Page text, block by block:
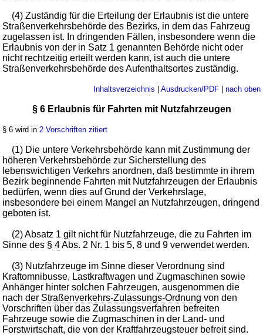
(4) Zuständig für die Erteilung der Erlaubnis ist die untere
Straßenverkehrsbehörde des Bezirks, in dem das Fahrzeug
zugelassen ist. In dringenden Fällen, insbesondere wenn die
Erlaubnis von der in Satz 1 genannten Behörde nicht oder
nicht rechtzeitig erteilt werden kann, ist auch die untere
Straßenverkehrsbehörde des Aufenthaltsortes zuständig.
Inhaltsverzeichnis | Ausdrucken/PDF| nach oben
§ 6 Erlaubnis für Fahrten mit Nutzfahrzeugen
§ 6 wird in 2 Vorschriften zitiert
(1) Die untere Verkehrsbehörde kann mit Zustimmung der
höheren Verkehrsbehörde zur Sicherstellung des
lebenswichtigen Verkehrs anordnen, daß bestimmte in ihrem
Bezirk beginnende Fahrten mit Nutzfahrzeugen der Erlaubnis
bedürfen, wenn dies auf Grund der Verkehrslage,
insbesondere bei einem Mangel an Nutzfahrzeugen, dringend
geboten ist.
(2) Absatz 1 gilt nicht für Nutzfahrzeuge, die zu Fahrten im
Sinne des §4Abs. 2 Nr. 1 bis 5, 8 und 9 verwendet werden.
(3) Nutzfahrzeuge im Sinne dieser Verordnung sind
Kraftomnibusse, Lastkraftwagen und Zugmaschinen sowie
Anhänger hinter solchen Fahrzeugen, ausgenommen die
nach der Straßenverkehrs-Zulassungs-Ordnung von den
Vorschriften über das Zulassungsverfahren befreiten
Fahrzeuge sowie die Zugmaschinen in der Land- und
Forstwirtschaft, die von der Kraftfahrzeugsteuer befreit sind.